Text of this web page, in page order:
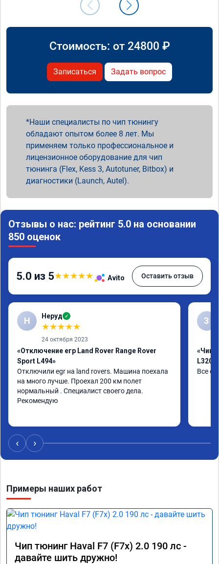
Стоимость: от 24800 ₽
Записаться Задать вопрос
Наши специалисты по чип тюнингу
обладают опытом более 8 лет. Мы
применяем только профессиональное и
лицензионное оборудование для чип
тюнинга (Flex, Kess 3, Autotuner, Bitbox) и
диагностики (Launch, Autel).
Отзывы о нас: рейтинг 5.0 на основании
850 оценок
5.0 из 5★★★★★ Avito Оставить отзыв
Н Неруд ✓
★★★★★
24 октября 2023
«Отключение егр Land Rover Range Rover
Sport L494»
Отключили egr на land rovers. Машина поехала
на много лучше. Проехал 200 км полет
нормальный . Специалист своего дела.
Рекомендую
З
«Чип
L320»
Все
‹ ›
Примеры наших работ
Чип тюнинг Haval F7 (F7x) 2.0 190 лс -
давайте шить дружно!